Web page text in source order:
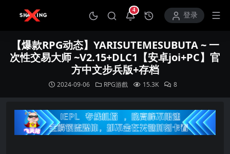
4
打开通知中心登录
【爆款RPG动态】YARISUTEMESUBUTA ~ 一
次性交易大师 ~V2.15+DLC1【安卓joi+PC】官
方中文步兵版+存档
2024-09-06 RPG游戲 15.3K 8